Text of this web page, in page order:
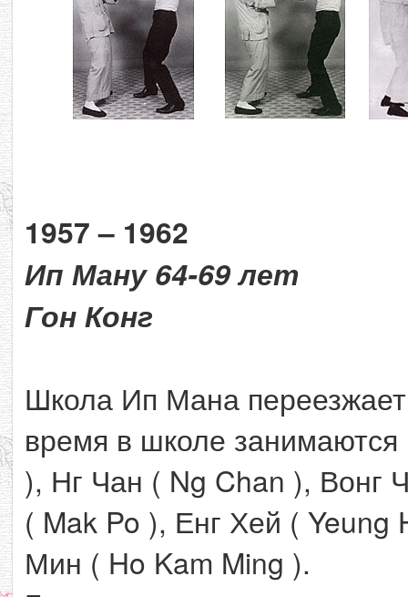
1957 – 1962
Ип Ману 64-69 лет
Гон Конг
Школа Ип Мана
время в школе
), Нг Чан ( Ng Chan ), Вонг
( Mak Po ), Енг Хей (
Мин ( Ho Kam Ming ).